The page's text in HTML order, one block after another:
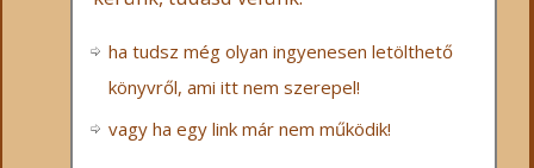
ha tudsz még olyan ingyenesen letölthető
könyvről, ami itt nem szerepel!
vagy ha egy link már nem működik!